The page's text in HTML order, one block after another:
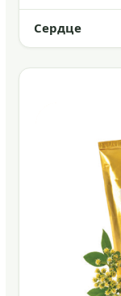
Сердце